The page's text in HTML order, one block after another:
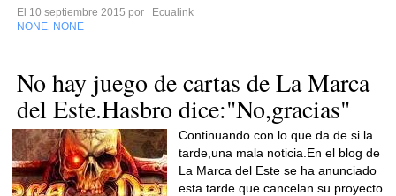
El 10 septiembre 2015 por
Ecualink
NONE NONE
No hay juego de cartas de La Marca
del Este.Hasbro dice:"No,gracias"
Continuando con lo que da de si la
tarde,una mala noticia.En el blog de
La Marca del Este se ha anunciado
esta tarde que cancelan su proyecto